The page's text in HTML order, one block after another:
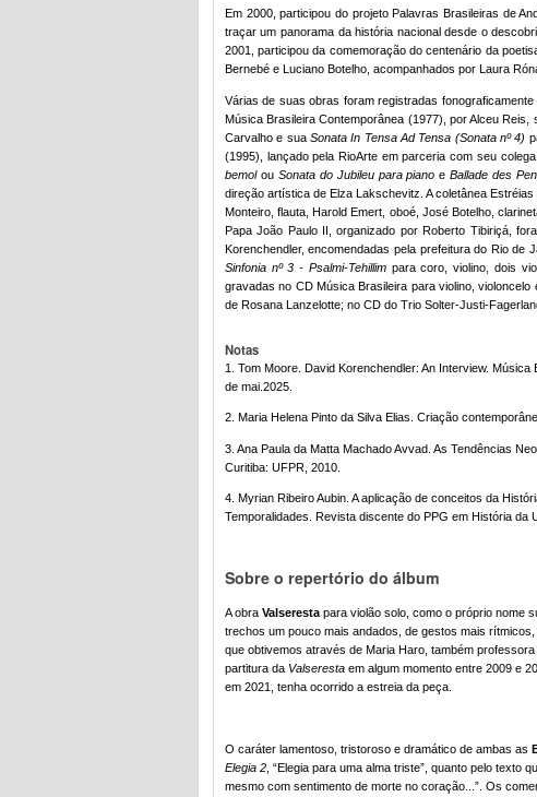
Em 2000, participou do projeto Palavras Brasileiras de
traçar um panorama da história nacional desde o
2001, participou da comemoração do centenário da
Bernebé e Luciano Botelho, acompanhados por Laura
Várias de suas obras foram registradas
Música Brasileira Contemporânea (1977), por Alceu Reis,
Carvalho e sua Sonata In Tensa Ad Tensa (Sonata nº 4)
(1995), lançado pela RioArte em parceria com seu
bemolou Sonata do Jubileu para piano eBallade des
direção artística de Elza Lakschevitz. A coletânea
Monteiro, flauta, Harold Emert, oboé, José Botelho,
Papa João Paulo II, organizado por Roberto Tibiriçá,
Korenchendler, encomendadas pela prefeitura do Rio
Sinfonia nº 3 - Psalmi-Tehillimpara coro, violino, dois
gravadas no CD Música Brasileira para violino,
de Rosana Lanzelotte; no CD do Trio Solter-Justi-
Notas
1. Tom Moore. David Korenchendler: An Interview.
de mai.2025.
2. Maria Helena Pinto da Silva Elias. Criação
3. Ana Paula da Matta Machado Avvad. As Tendências
Curitiba: UFPR, 2010.
4. Myrian Ribeiro Aubin. A aplicação de conceitos da
Temporalidades. Revista discente do PPG em História da
Sobre o repertório do álbum
A obra Valserestapara violão solo, como o próprio nome
trechos um pouco mais andados, de gestos mais
que obtivemos através de Maria Haro, também
partitura da Valserestaem algum momento entre 2009 e
em 2021, tenha ocorrido a estreia da peça.
O caráter lamentoso, tristoroso e dramático de ambas as
Elegia 2, “Elegia para uma alma triste”, quanto pelo texto
mesmo com sentimento de morte no coração...”. Os